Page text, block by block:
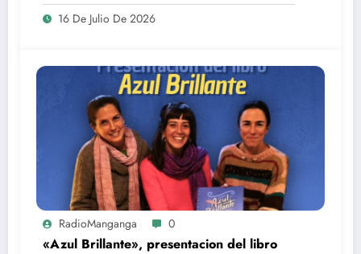
16 De Julio De 2026
RadioManganga 0
«Azul Brillante», presentacion del libro